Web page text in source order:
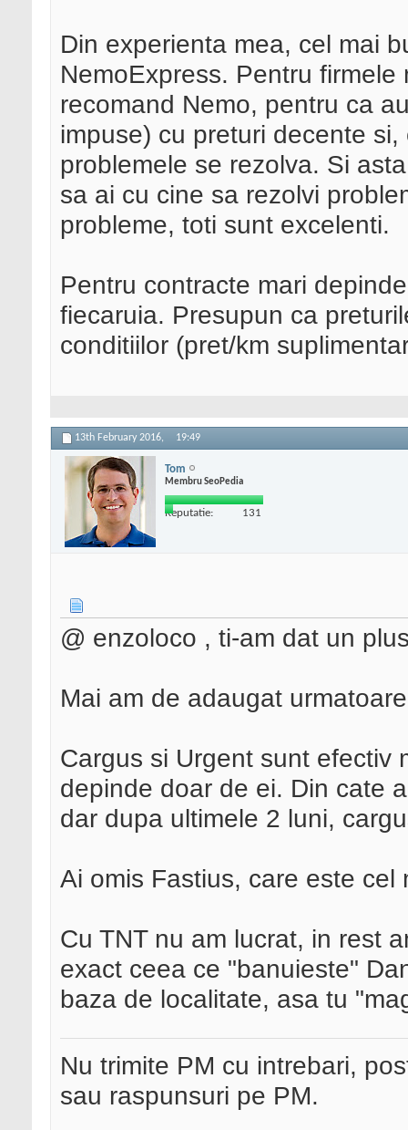
Din experienta mea, cel mai
NemoExpress. Pentru
recomand Nemo, pentru ca
impuse) cu preturi decente
problemele se rezolva. Si
sa ai cu cine sa rezolvi
probleme, toti sunt excelenti.
Pentru contracte mari
fiecaruia. Presupun ca
conditiilor (pret/km
13th February 2016, 19:49
Tom
Membru SeoPedia
Reputatie: 131
@ enzoloco , ti-am dat un
Mai am de adaugat
Cargus si Urgent sunt efectiv
depinde doar de ei. Din cate
dar dupa ultimele 2 luni,
Ai omis Fastius, care este
Cu TNT nu am lucrat, in rest
exact ceea ce "banuieste"
baza de localitate, asa tu
Nu trimite PM cu intrebari,
sau raspunsuri pe PM.